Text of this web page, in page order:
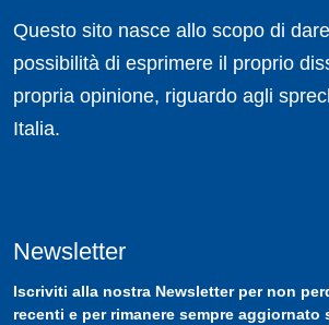
Questo sito nasce allo scopo di
possibilità di esprimere il proprio
propria opinione, riguardo agli
Italia.
Newsletter
Iscriviti alla nostra Newsletterper non
recenti e per rimanere sempre aggiornato